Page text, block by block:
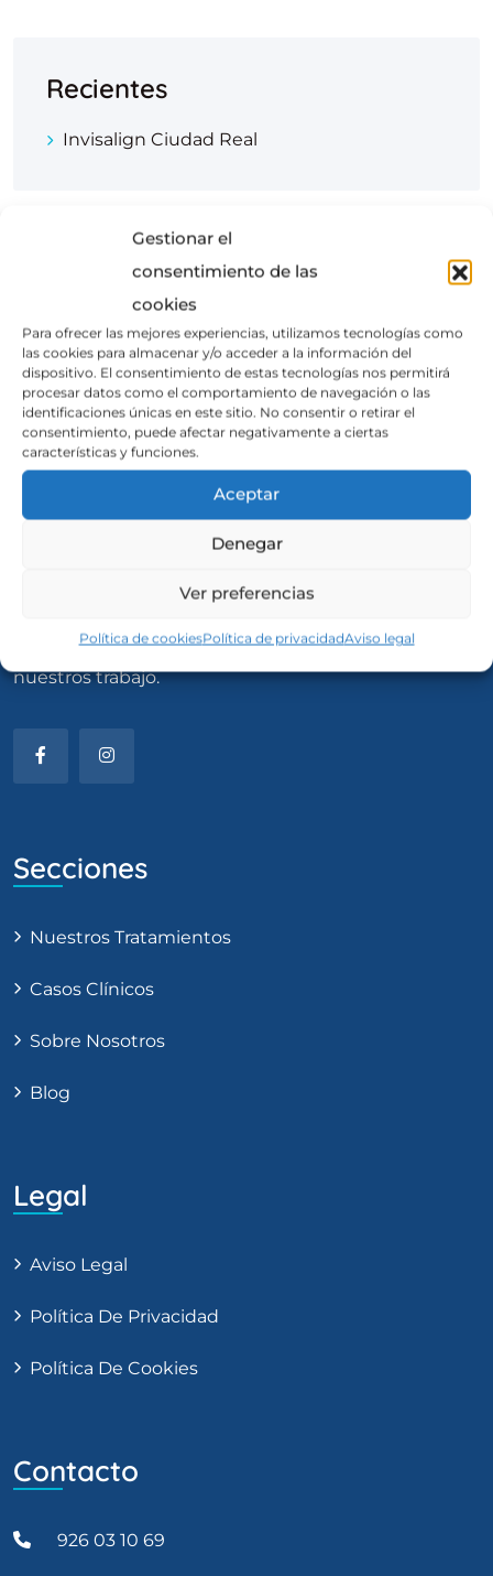
Gestionar el
consentimiento de las
cookies
Para ofrecer las mejores experiencias, utilizamos tecnologías como
las cookies para almacenar y/o acceder a la información del
dispositivo. El consentimiento de estas tecnologías nos permitirá
procesar datos como el comportamiento de navegación o las
identificaciones únicas en este sitio. No consentir o retirar el
consentimiento, puede afectar negativamente a ciertas
características y funciones.
Aceptar
Denegar
Ver preferencias
Política de cookiesPolítica de privacidadAviso legal
Recientes
Invisalign Ciudad Real
Noviembre 2022
25 años al servicio de nuestros pacientes avalan
nuestros trabajo.
Secciones
Nuestros Tratamientos
Casos Clínicos
Sobre Nosotros
Blog
Legal
Aviso Legal
Política De Privacidad
Política De Cookies
Contacto
926 03 10 69